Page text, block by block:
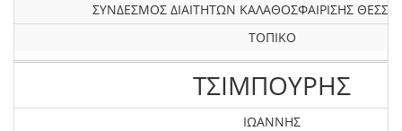
ΣΥΝΔΕΣΜΟΣ ΔΙΑΙΤΗΤΩΝ ΚΑΛΑΘΟΣΦΑΙΡΙΣΗΣ
ΤΟΠΙΚΟ
ΤΣΙΜΠΟΥΡΗΣ
ΙΩΑΝΝΗΣ